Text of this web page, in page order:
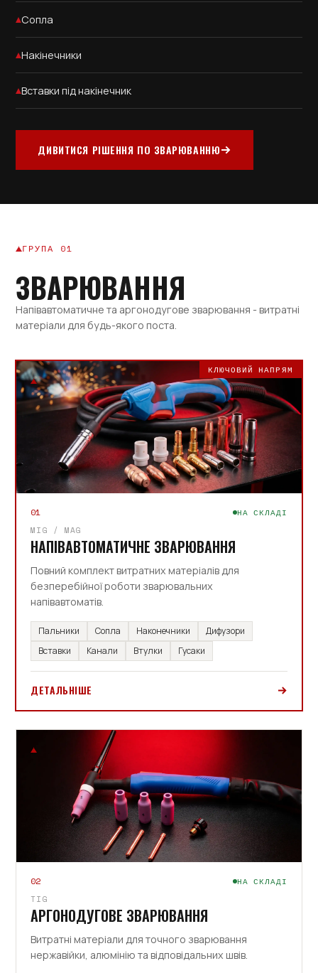
Сопла
Накінечники
Вставки під накінечник
ДИВИТИСЯ РІШЕННЯ ПО ЗВАРЮВАННЮ
ГРУПА 01
ЗВАРЮВАННЯ
Напівавтоматичне та аргонодугове зварювання - витратні
матеріали для будь-якого поста.
КЛЮЧОВИЙ НАПРЯМ
01
НА СКЛАДІ
MIG / MAG
НАПІВАВТОМАТИЧНЕ ЗВАРЮВАННЯ
Повний комплект витратних матеріалів для
безперебійної роботи зварювальних
напівавтоматів.
Пальники Сопла Наконечники
Дифузори
Вставки
Канали Втулки Гусаки
ДЕТАЛЬНІШЕ
02
НА СКЛАДІ
TIG
АРГОНОДУГОВЕ ЗВАРЮВАННЯ
Витратні матеріали для точного зварювання
нержавійки, алюмінію та відповідальних швів.